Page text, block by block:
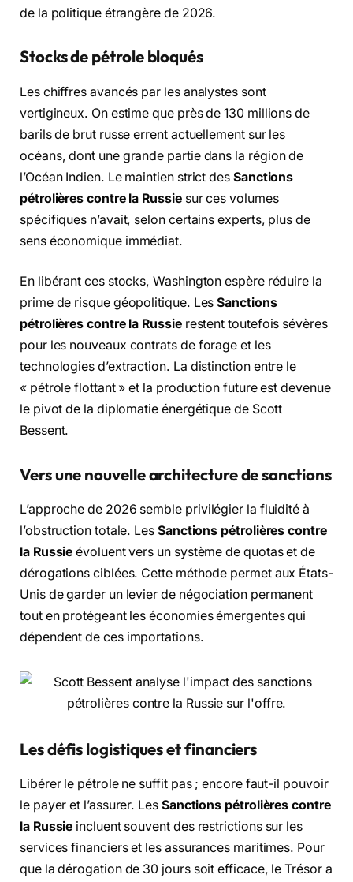
de la politique étrangère de 2026.
Stocks de pétrole bloqués
Les chiffres avancés par les analystes sont
vertigineux. On estime que près de 130 millions de
barils de brut russe errent actuellement sur les
océans, dont une grande partie dans la région de
l’Océan Indien. Le maintien strict des Sanctions
pétrolières contre la Russiesur ces volumes
spécifiques n’avait, selon certains experts, plus de
sens économique immédiat.
En libérant ces stocks, Washington espère réduire la
prime de risque géopolitique. LesSanctions
pétrolières contre la Russierestent toutefois sévères
pour les nouveaux contrats de forage et les
technologies d’extraction. La distinction entre le
« pétrole flottant » et la production future est devenue
le pivot de la diplomatie énergétique de Scott
Bessent.
Vers une nouvelle architecture de sanctions
L’approche de 2026 semble privilégier la fluidité à
l’obstruction totale. Les Sanctions pétrolières contre
la Russie évoluent vers un système de quotas et de
dérogations ciblées. Cette méthode permet aux États-
Unis de garder un levier de négociation permanent
tout en protégeant les économies émergentes qui
dépendent de ces importations.
Les défis logistiques et financiers
Libérer le pétrole ne suffit pas ; encore faut-il pouvoir
le payer et l’assurer. Les Sanctions pétrolières contre
la Russie incluent souvent des restrictions sur les
services financiers et les assurances maritimes. Pour
que la dérogation de 30 jours soit efficace, le Trésor a